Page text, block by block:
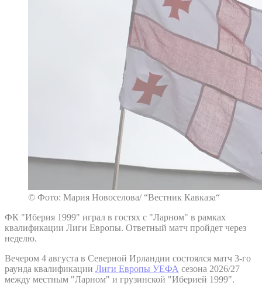
© Фото: Мария Новоселова/ “Вестник Кавказа“
ФК "Иберия 1999" играл в гостях с "Ларном" в рамках
квалификации Лиги Европы. Ответный матч пройдет через
неделю.
Вечером 4 августа в Северной Ирландии состоялся матч 3-го
раунда квалификации Лиги Европы УЕФА сезона 2026/27
между местным "Ларном" и грузинской "Иберией 1999".